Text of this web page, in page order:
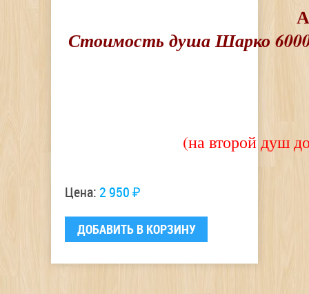
Стоимость душа Шарко
(на второй душ
Цена:2 950 ₽